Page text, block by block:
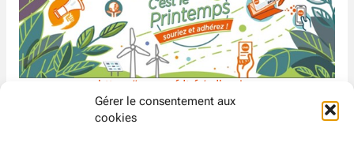
Gérer le consentement aux
cookies
https://www.cfdt.fr/adhesion
Notre travail vous intéresse ?